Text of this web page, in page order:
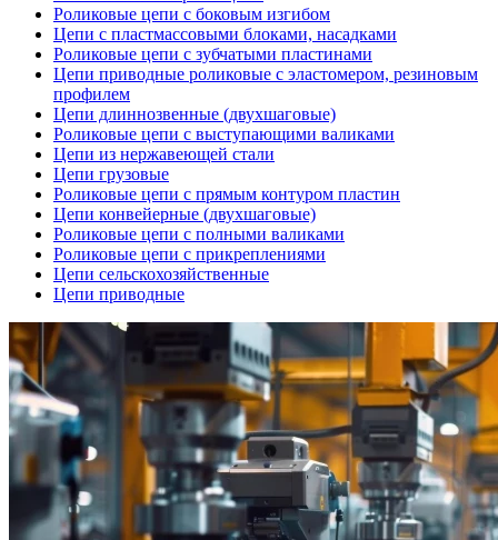
Роликовые цепи с боковым изгибом
Цепи с пластмассовыми блоками, насадками
Роликовые цепи с зубчатыми пластинами
Цепи приводные роликовые с эластомером, резиновым
профилем
Цепи длиннозвенные (двухшаговые)
Роликовые цепи с выступающими валиками
Цепи из нержавеющей стали
Цепи грузовые
Роликовые цепи с прямым контуром пластин
Цепи конвейерные (двухшаговые)
Роликовые цепи с полными валиками
Роликовые цепи с прикреплениями
Цепи сельскохозяйственные
Цепи приводные